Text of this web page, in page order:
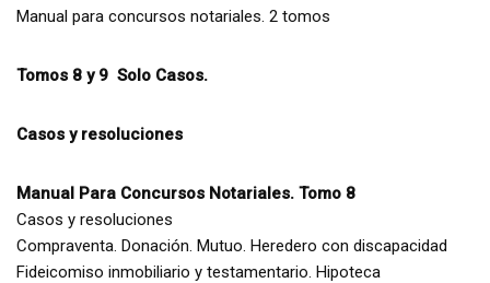
Manual para concursos notariales. 2 tomos
Tomos 8 y 9 Solo Casos.
Casos y resoluciones
Manual Para Concursos Notariales. Tomo 8
Casos y resoluciones
Compraventa. Donación. Mutuo. Heredero con discapacidad
Fideicomiso inmobiliario y testamentario. Hipoteca